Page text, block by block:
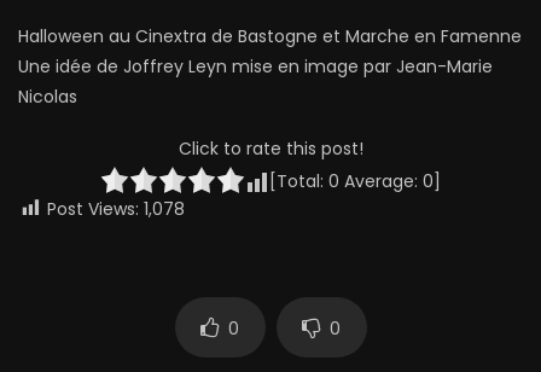
Halloween au Cinextra de Bastogne et Marche en Famenne
Une idée de Joffrey Leyn mise en image par Jean-Marie
Nicolas
Click to rate this post!
[Total: 0 Average: 0]
Post Views: 1,078
0 0